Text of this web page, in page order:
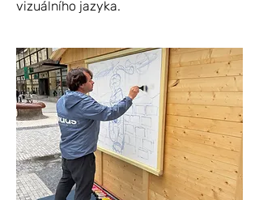
vizuálního jazyka.